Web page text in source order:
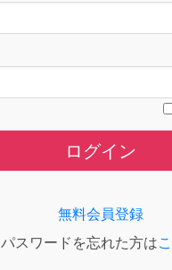
ログイン
無料会員登録
パスワードを忘れた方は